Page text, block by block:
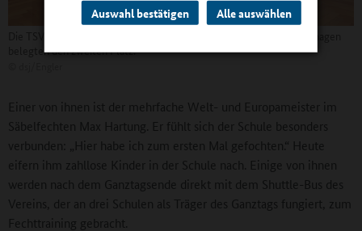
Auswahl bestätigen Alle auswählen
belegten den zweiten Platz.
Einer von ihnen ist der mehrfache Welt- und Europameister im
Säbelfechten Max Hartung. Er fühlt sich der Schule besonders
verbunden: „Hier habe ich zum ersten Mal gefochten.“ Heute
eifern ihm zahllose Kinder in der Schule nach. Einige von ihnen
werden nach dem Ganztagsende direkt mit dem Shuttle-Bus des
Vereins, der an drei Schulen als Träger des Ganztags fungiert, zum
Fechttraining gebracht.